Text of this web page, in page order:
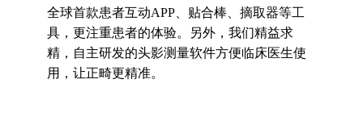
全球首款患者互动APP、贴合棒、摘取器等工
具，更注重患者的体验。另外，我们精益求
精，自主研发的头影测量软件方便临床医生使
用，让正畸更精准。